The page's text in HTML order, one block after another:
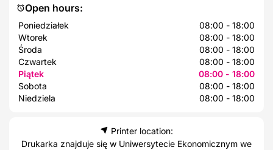
Open hours:
Poniedziałek
08:00 - 18:00
Wtorek
08:00 - 18:00
Środa
08:00 - 18:00
Czwartek
08:00 - 18:00
Piątek
08:00 - 18:00
Sobota
08:00 - 18:00
Niedziela
08:00 - 18:00
Printer location:
Drukarka znajduje się w Uniwersytecie Ekonomicznym we